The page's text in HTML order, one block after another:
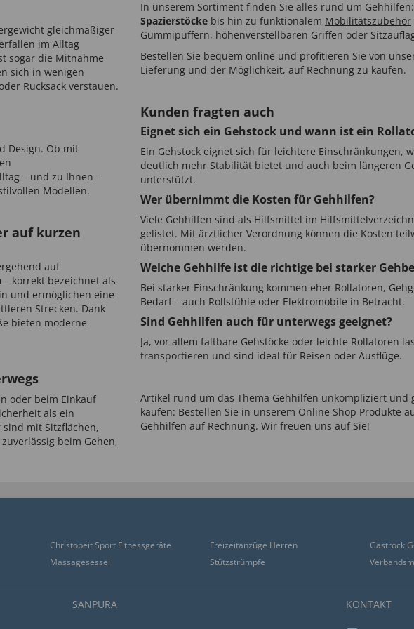
gleichmäßiger
im Alltag
sogar die Mitnahme
sich in wenigen
Rucksack verstauen.
Design. Ob mit
– und zu Ihnen –
Modellen.
auf kurzen
auf
– korrekt bezeichnet als
und ermöglichen eine
Strecken. Dank
bieten moderne
oder beim Einkauf
als ein
mit Sitzflächen,
beim Gehen,
In unserem Sortiment finden Sie alles rund um
Spazierstöcke bis hin zu funktionalem Mobilitätszubehör
Gummipuffern, höhenverstellbaren Griffen oder
Bestellen Sie bequem online und profitieren Sie von
Lieferung und der Möglichkeit, auf Rechnung zu kaufen.
Kunden fragten auch
Eignet sich ein Gehstock und wann ist ein
Ein Gehstock eignet sich für leichtere Einschränkungen,
deutlich mehr Stabilität bietet und auch beim längeren
unterstützt.
Wer übernimmt die Kosten für Gehhilfen?
Viele Gehhilfen sind als Hilfsmittel im
gelistet. Mit ärztlicher Verordnung können die Kosten
übernommen werden.
Welche Gehhilfe ist die richtige bei starker
Bei starker Einschränkung kommen eher Rollatoren,
Bedarf – auch Rollstühle oder Elektromobile in Betracht.
Sind Gehhilfen auch für unterwegs geeignet?
Ja, vor allem faltbare Gehstöcke oder leichte Rollatoren
transportieren und sind ideal für Reisen oder Ausflüge.
Artikel rund um das Thema Gehhilfen unkompliziert und
kaufen: Bestellen Sie in unserem Online Shop Produkte
Gehhilfen auf Rechnung. Wir freuen uns auf Sie!
Christopeit Sport Fitnessgeräte Freizeitanzüge Herren
Gastrock
Massagesessel Stützstrümpfe
SANPURA KONTAKT